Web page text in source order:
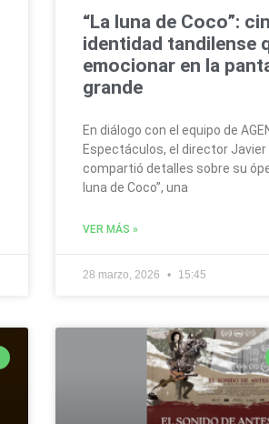
“La luna de Coco”:
identidad tandilense
emocionar en la
grande
En diálogo con el equipo de
Espectáculos, el director
compartió detalles sobre su
luna de Coco”, una
VER MÁS »
28 marzo, 2026 15:45